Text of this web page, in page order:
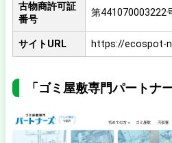
古物商許可証
番号
第441070003222
サイトURL https://ecospot-
「ゴミ屋敷専門パートナー